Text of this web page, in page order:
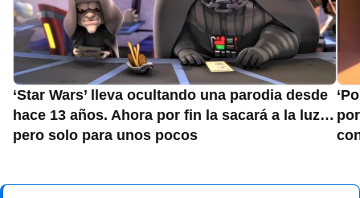
‘Star Wars’ lleva ocultando una parodia desde
hace 13 años. Ahora por fin la sacará a la luz…
pero solo para unos pocos